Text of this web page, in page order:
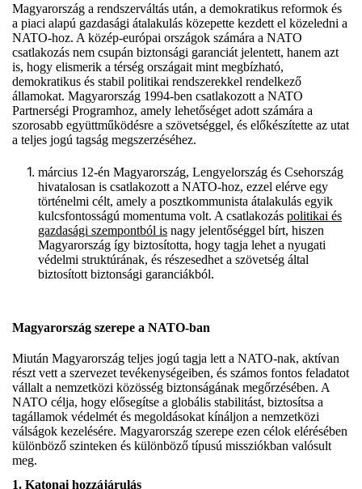
Magyarország a rendszerváltás után, a demokratikus reformok és
a piaci alapú gazdasági átalakulás közepette kezdett el közeledni a
NATO-hoz. A közép-európai országok számára a NATO
csatlakozás nem csupán biztonsági garanciát jelentett, hanem azt
is, hogy elismerik a térség országait mint megbízható,
demokratikus és stabil politikai rendszerekkel rendelkező
államokat. Magyarország 1994-ben csatlakozott a NATO
Partnerségi Programhoz, amely lehetőséget adott számára a
szorosabb együttműködésre a szövetséggel, és előkészítette az utat
a teljes jogú tagság megszerzéséhez.
március 12-én Magyarország, Lengyelország és Csehország
hivatalosan is csatlakozott a NATO-hoz, ezzel elérve egy
történelmi célt, amely a posztkommunista átalakulás egyik
kulcsfontosságú momentuma volt. A csatlakozás politikai és
gazdasági szempontból is nagy jelentőséggel bírt, hiszen
Magyarország így biztosította, hogy tagja lehet a nyugati
védelmi struktúrának, és részesedhet a szövetség által
biztosított biztonsági garanciákból.
Magyarország szerepe a NATO-ban
Miután Magyarország teljes jogú tagja lett a NATO-nak, aktívan
részt vett a szervezet tevékenységeiben, és számos fontos feladatot
vállalt a nemzetközi közösség biztonságának megőrzésében. A
NATO célja, hogy elősegítse a globális stabilitást, biztosítsa a
tagállamok védelmét és megoldásokat kínáljon a nemzetközi
válságok kezelésére. Magyarország szerepe ezen célok elérésében
különböző szinteken és különböző típusú missziókban valósult
meg.
1. Katonai hozzájárulás